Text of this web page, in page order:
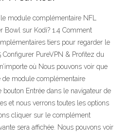
module complémentaire NFL
Bowl sur Kodi? 1.4 Comment
tiers pour regarder le
Configurer PureVPN & Profitez du
où Nous pouvons voir que
de module complémentaire
Entrée dans le navigateur de
et nous verrons toutes les options
cliquer sur le complément
sera affichée. Nous pouvons voir